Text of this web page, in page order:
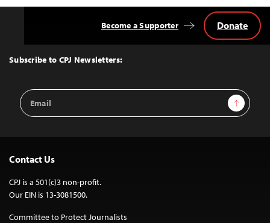
Top
Subscribe to CPJ Newsletters:
Email
Address
Sign Up
Become a Supporter Donate
Contact Us
CPJ is a 501(c)3 non-profit.
Our EIN is 13-3081500.
Committee to Protect Journalists